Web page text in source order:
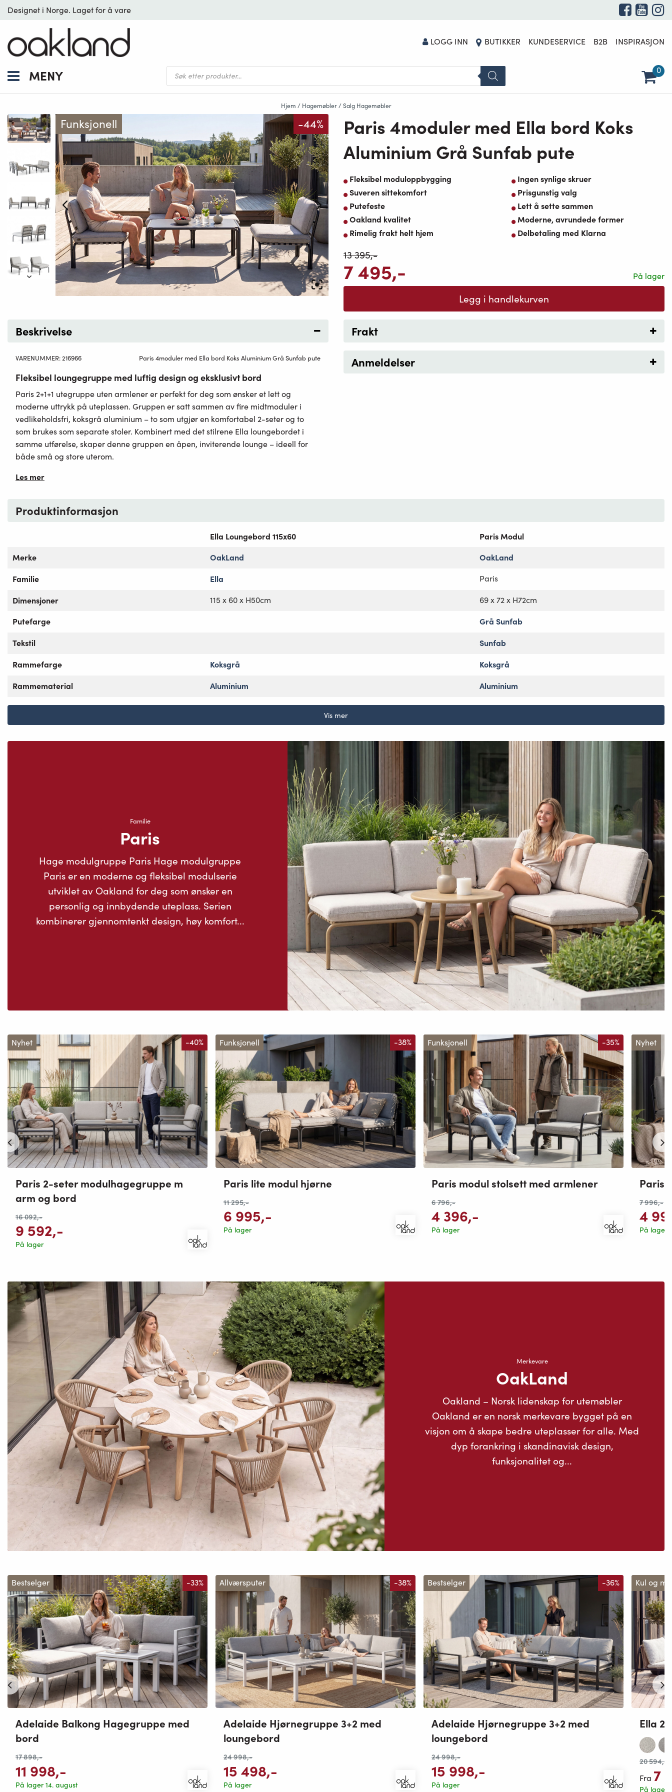
Designet i Norge. Laget for å vare
LOGG INN BUTIKKER KUNDESERVICE B2B INSPIRASJON
MENY
Products
search
0
Hjem / Hagemøbler/Salg Hagemøbler
Funksjonell -44%
Paris 4moduler med Ella bord Koks
Aluminium Grå Sunfab pute
Fleksibel moduloppbygging
Ingen synlige skruer
Suveren sittekomfort
Prisgunstig valg
Putefeste
Lett å sette sammen
Oakland kvalitet
Moderne, avrundede former
Rimelig frakt helt hjem
Delbetaling med Klarna
På lager
13 395,-
7 495,-
Legg i handlekurven
Beskrivelse
VARENUMMER:216966 Paris 4moduler med Ella bord Koks Aluminium Grå Sunfab pute
Fleksibel loungegruppe med luftig design og eksklusivt bord
Paris 2+1+1 utegruppe uten armlener er perfekt for deg som ønsker et lett og
moderne uttrykk på uteplassen. Gruppen er satt sammen av fire midtmoduler i
vedlikeholdsfri, koksgrå aluminium – to som utgjør en komfortabel 2-seter og to
som brukes som separate stoler. Kombinert med det stilrene Ella loungebordet i
samme utførelse, skaper denne gruppen en åpen, inviterende lounge – ideell for
både små og store uterom.
Les mer
Frakt
Anmeldelser
Produktinformasjon
Ella Loungebord 115x60
Paris Modul
Merke
OakLand
OakLand
Familie
Ella Paris
Dimensjoner 115 x 60 x H50cm 69 x 72 x H72cm
Putefarge
Grå Sunfab
Tekstil
Sunfab
Rammefarge
Koksgrå
Koksgrå
Rammematerial
Aluminium Aluminium
Vis mer
Familie
Paris
Hage modulgruppe Paris Hage modulgruppe
Paris er en moderne og fleksibel modulserie
utviklet av Oakland for deg som ønsker en
personlig og innbydende uteplass. Serien
kombinerer gjennomtenkt design, høy komfort...
Nyhet -40%
Paris 2-seter modulhagegruppe m
arm og bord
16 092,-
9 592,-
På lager
Funksjonell -38%
Paris lite modul hjørne
11 295,-
6 995,-
På lager
Funksjonell -35%
Paris modul stolsett med armlener
6 796,-
4 396,-
På lager
Nyhet
Paris
7 996,-
4
På lager
Merkevare
OakLand
Oakland – Norsk lidenskap for utemøbler
Oakland er en norsk merkevare bygget på en
visjon om å skape bedre uteplasser for alle. Med
dyp forankring i skandinavisk design,
funksjonalitet og...
Bestselger -33%
Adelaide Balkong Hagegruppe med
bord
17 898,-
11 998,-
På lager 14. august
Allværsputer -38%
Adelaide Hjørnegruppe 3+2 med
loungebord
24 998,-
15 498,-
På lager
Bestselger -36%
Adelaide Hjørnegruppe 3+2 med
loungebord
24 998,-
15 998,-
På lager
Kul og
Ella 2
20 594,-
Fra 7
På lager